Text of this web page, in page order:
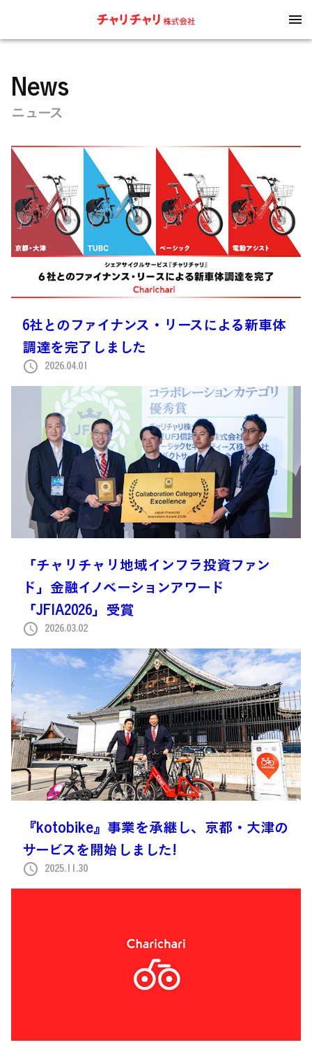
News
ニュース
6社とのファイナンス・リースによる新車体
調達を完了しました
2026.04.01
「チャリチャリ地域インフラ投資ファン
ド」金融イノベーションアワード
「JFIA2026」受賞
2026.03.02
『kotobike』事業を承継し、京都・大津の
サービスを開始しました!
2025.11.30